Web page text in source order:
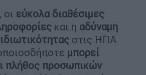
, οι εύκολα διαθέσιμες
και η αδύναμη
στις ΗΠΑ
μπορεί
πλήθος προσωπικών